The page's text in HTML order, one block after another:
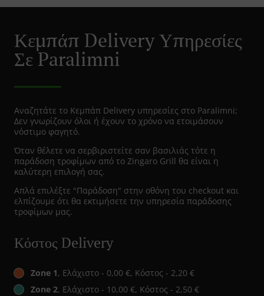
Κεµπάπ Delivery Υπηρεσίες
Σε Paralimni
Αναζητάτε το Κεµπάπ Delivery υπηρεσίες στο Paralimni;
Δεν γνωρίζουν όλοι ή έχουν το χρόνο να ετοιμάσουν
νόστιμο φαγητό.
Όταν θέλετε να σερβιριστείτε σαν βασιλιάς τότε η
παράδοση τροφίμων από το Zingaro Grill θα είναι η
καλύτερη επιλογή σας.
Απλά επιλέξτε "Παράδοση" στην οθόνη του checkout και
ελπίζουμε ότι θα εκτιμήσετε την υπηρεσία παράδοσης
τροφίμων μας.
Κόστος Delivery
Zone 1, Ελάχιστο - 0,00 €, Κόστος - 2,20 €
Zone 2, Ελάχιστο - 10,00 €, Κόστος - 2,50 €